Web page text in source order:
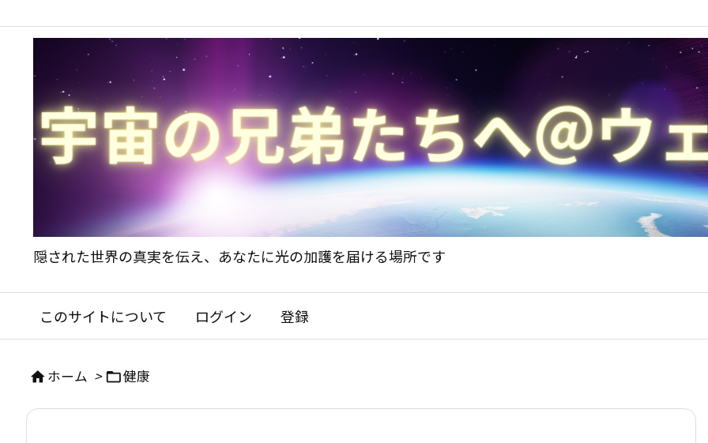
隠された世界の真実を伝え、あなたに光の加護を届ける場所です
このサイトについて ログイン 登録
ホーム > 健康